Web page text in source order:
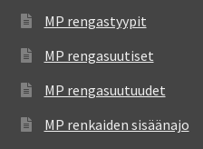
MP rengastyypit
MP rengasuutiset
MP rengasuutuudet
MP renkaiden sisäänajo